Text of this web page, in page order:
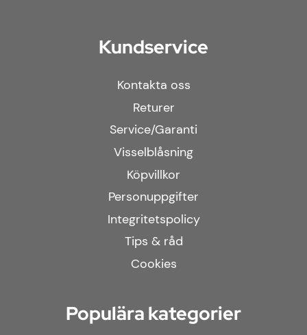
Kundservice
Kontakta oss
Returer
Service/Garanti
Visselblåsning
Köpvillkor
Personuppgifter
Integritetspolicy
Tips & råd
Cookies
Populära kategorier